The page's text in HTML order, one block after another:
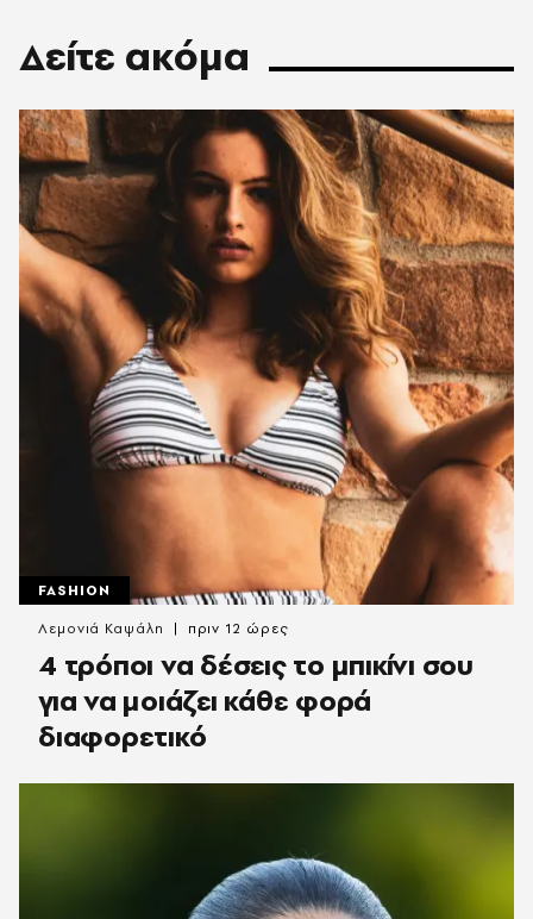
Δείτε ακόμα
FASHION
4 τρόποι να δέσεις το μπικίνι σου
για να μοιάζει κάθε φορά
διαφορετικό
Λεμονιά Καψάλη πριν 12 ώρες